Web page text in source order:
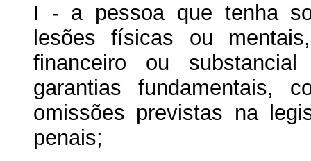
I - a pessoa que tenha
lesões físicas ou
financeiro ou
garantias fundamentais,
omissões previstas na
penais;